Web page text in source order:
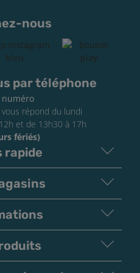
votre DIY e-liquide,
sec et à l’abri de la
à vérifier la date limite
sur le flacon de la base
nous
par téléphone
numéro
répond du lundi
et de 13h30 à 17h
fériés)
rapide